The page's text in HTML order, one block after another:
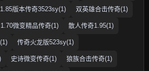
1.85版本传奇3523sy(1) 双英雄合击传奇(1)
1.70微变精品传奇(1) 散人传奇1.95(1)
传奇火龙版523sy(1)
史诗微变传奇(1) 狼族合击传奇(1)